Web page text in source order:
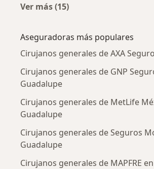
Ver más (15)
Aseguradoras más populares
Cirujanos generales de AXA
Cirujanos generales de GNP
Guadalupe
Cirujanos generales de MetLife
Guadalupe
Cirujanos generales de Seguros
Guadalupe
Cirujanos generales de MAPFRE